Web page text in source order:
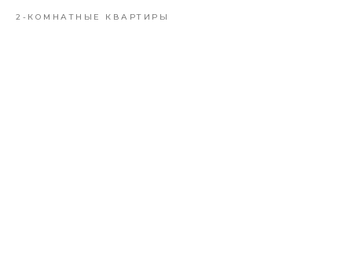
2-КОМНАТНЫЕ КВАРТИРЫ